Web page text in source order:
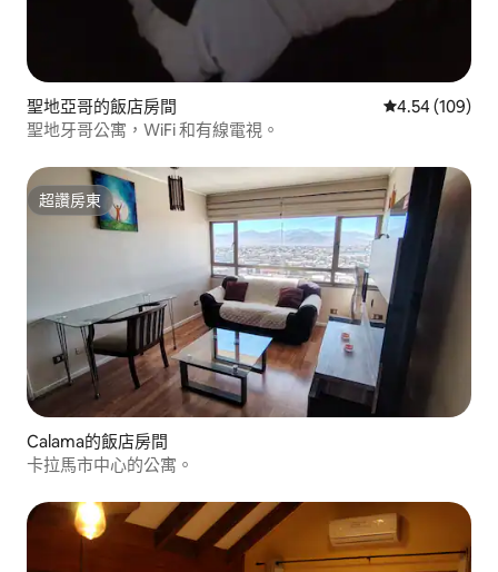
聖地亞哥的飯店房間 從 109 則評價
4.54 (109)
聖地牙哥公寓，WiFi 和有線電視。
超讚房東
超讚房東
Calama的飯店房間
卡拉馬市中心的公寓。